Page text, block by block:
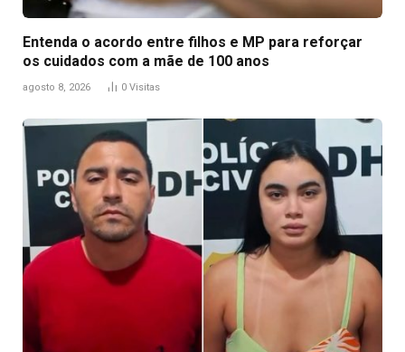
Entenda o acordo entre filhos e MP para reforçar
os cuidados com a mãe de 100 anos
agosto 8, 2026 0 Visitas